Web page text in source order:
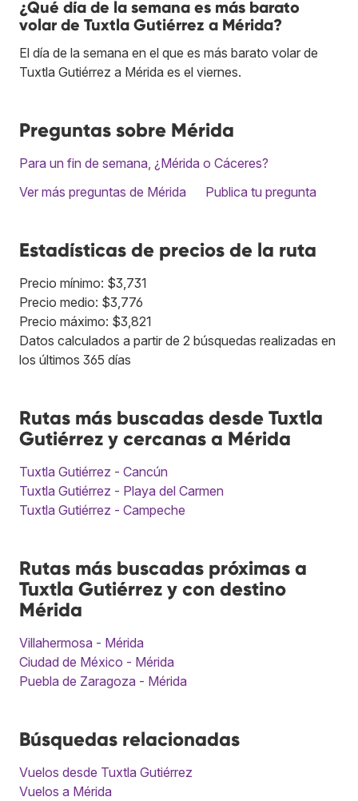
¿Qué día de la semana es más barato
volar de Tuxtla Gutiérrez a Mérida?
El día de la semana en el que es más barato volar de
Tuxtla Gutiérrez a Mérida es el viernes.
Preguntas sobre Mérida
Para un fin de semana, ¿Mérida o Cáceres?
Ver más preguntas de Mérida
Publica tu pregunta
Estadísticas de precios de la ruta
Precio mínimo: $3,731
Precio medio: $3,776
Precio máximo: $3,821
Datos calculados a partir de 2 búsquedas realizadas en
los últimos 365 días
Rutas más buscadas desde Tuxtla
Gutiérrez y cercanas a Mérida
Tuxtla Gutiérrez - Cancún
Tuxtla Gutiérrez - Playa del Carmen
Tuxtla Gutiérrez - Campeche
Rutas más buscadas próximas a
Tuxtla Gutiérrez y con destino
Mérida
Villahermosa - Mérida
Ciudad de México - Mérida
Puebla de Zaragoza - Mérida
Búsquedas relacionadas
Vuelos desde Tuxtla Gutiérrez
Vuelos a Mérida